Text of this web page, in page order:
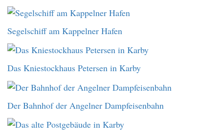
Segelschiff am Kappelner Hafen
Das Kniestockhaus Petersen in Karby
Der Bahnhof der Angelner Dampfeisenbahn